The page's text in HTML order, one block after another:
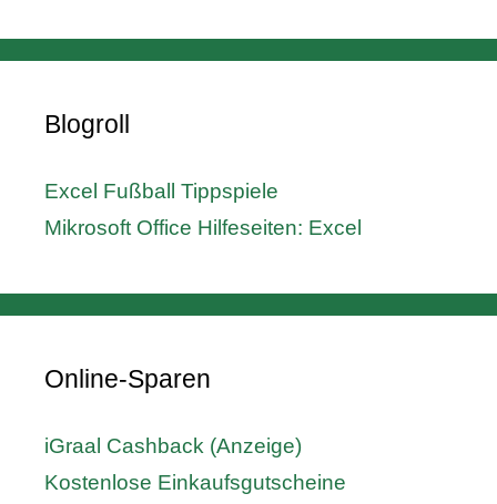
Blogroll
Excel Fußball Tippspiele
Mikrosoft Office Hilfeseiten: Excel
Online-Sparen
iGraal Cashback (Anzeige)
Kostenlose Einkaufsgutscheine